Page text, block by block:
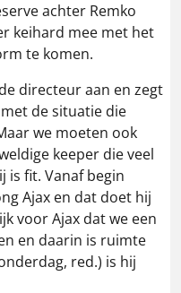
achter Remko
keihard mee met het
te komen.
directeur aan en zegt
de situatie die
we moeten ook
keeper die veel
is fit. Vanaf begin
Ajax en dat doet hij
voor Ajax dat we een
en daarin is ruimte
red.) is hij